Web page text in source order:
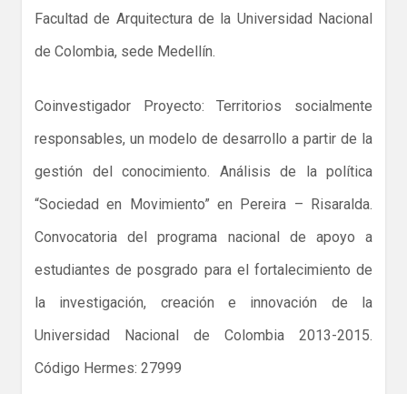
Facultad de Arquitectura de la Universidad Nacional
de Colombia, sede Medellín.
Coinvestigador Proyecto: Territorios socialmente
responsables, un modelo de desarrollo a partir de la
gestión del conocimiento. Análisis de la política
“Sociedad en Movimiento” en Pereira – Risaralda.
Convocatoria del programa nacional de apoyo a
estudiantes de posgrado para el fortalecimiento de
la investigación, creación e innovación de la
Universidad Nacional de Colombia 2013-2015.
Código Hermes: 27999